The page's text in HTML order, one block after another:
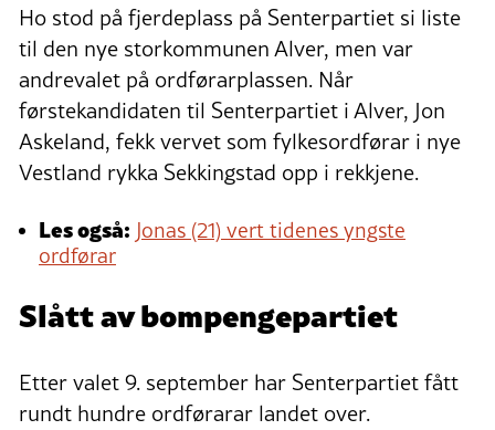
Ho stod på fjerdeplass på Senterpartiet si liste
til den nye storkommunen Alver, men var
andrevalet på ordførarplassen. Når
førstekandidaten til Senterpartiet i Alver, Jon
Askeland, fekk vervet som fylkesordførar i nye
Vestland rykka Sekkingstad opp i rekkjene.
Les også: Jonas (21) vert tidenes yngste
ordførar
Slått av bompengepartiet
Etter valet 9. september har Senterpartiet fått
rundt hundre ordførarar landet over.